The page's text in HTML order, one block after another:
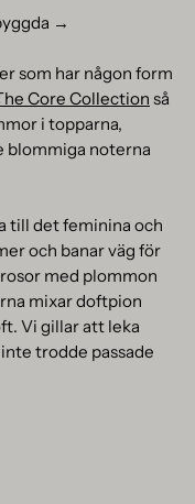
→
som har någon form
Core Collection så
i topparna,
blommiga noterna
till det feminina och
och banar väg för
med plommon
mixar doftpion
Vi gillar att leka
trodde passade